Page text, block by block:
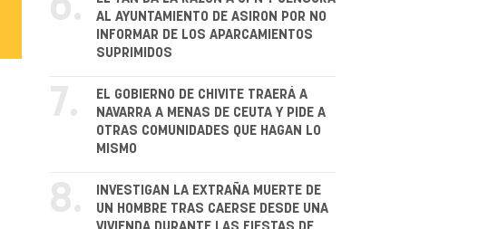
AL AYUNTAMIENTO DE ASIRON POR NO
INFORMAR DE LOS APARCAMIENTOS
SUPRIMIDOS
7.
EL GOBIERNO DE CHIVITE TRAERÁ A
NAVARRA A MENAS DE CEUTA Y PIDE A
OTRAS COMUNIDADES QUE HAGAN LO
MISMO
8.
INVESTIGAN LA EXTRAÑA MUERTE DE
UN HOMBRE TRAS CAERSE DESDE UNA